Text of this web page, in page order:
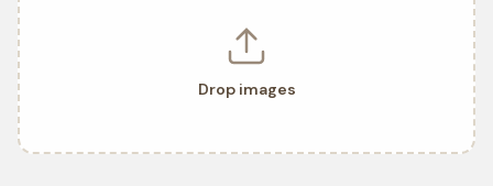
Drop images